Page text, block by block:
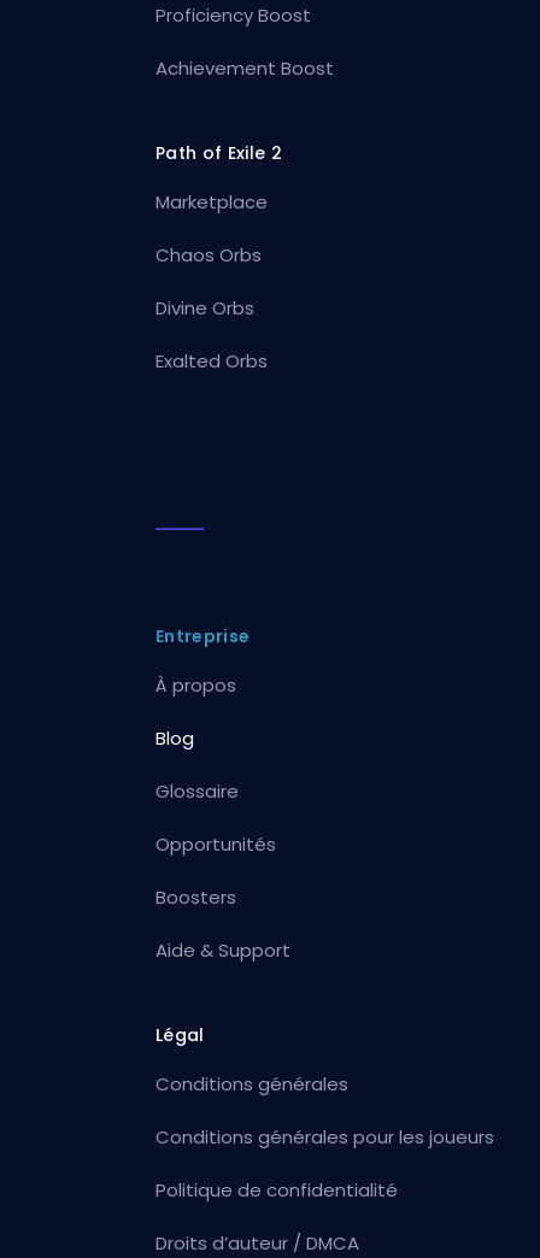
Proficiency Boost
Achievement Boost
Path of Exile 2
Marketplace
Chaos Orbs
Divine Orbs
Exalted Orbs
Entreprise
À propos
Blog
Glossaire
Opportunités
Boosters
Aide & Support
Légal
Conditions générales
Conditions générales pour les joueurs
Politique de confidentialité
Droits d’auteur / DMCA